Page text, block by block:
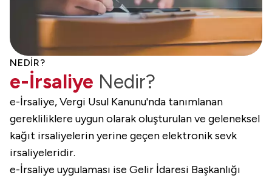
NEDİR?
e-İrsaliye Nedir?
e-İrsaliye, Vergi Usul Kanunu'nda tanımlanan
gerekliliklere uygun olarak oluşturulan ve geleneksel
kağıt irsaliyelerin yerine geçen elektronik sevk
irsaliyeleridir.
e-İrsaliye uygulaması ise Gelir İdaresi Başkanlığı